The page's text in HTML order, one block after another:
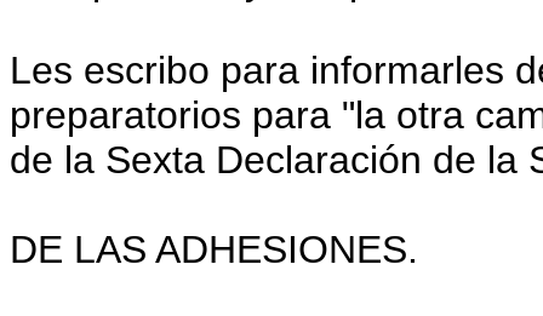
Les escribo para informarles
preparatorios para "la otra
de la Sexta Declaración de la
DE LAS ADHESIONES.